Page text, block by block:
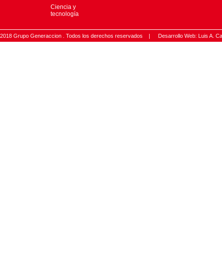
Ciencia y
tecnología
2018 Grupo Generaccion . Todos los derechos reservados | Desarrollo Web: Luis